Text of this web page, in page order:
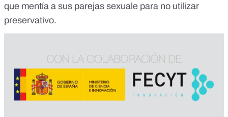
que mentía a sus parejas sexuale para no utilizar
preservativo.